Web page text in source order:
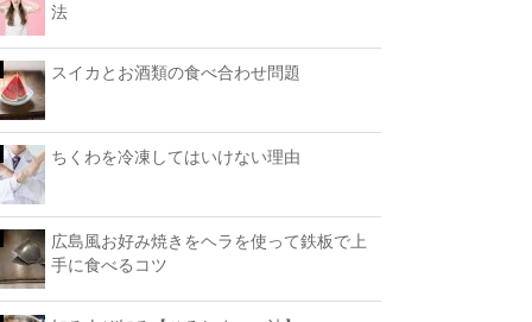
法
スイカとお酒類の食べ合わせ問題
ちくわを冷凍してはいけない理由
広島風お好み焼きをヘラを使って鉄板で上
手に食べるコツ